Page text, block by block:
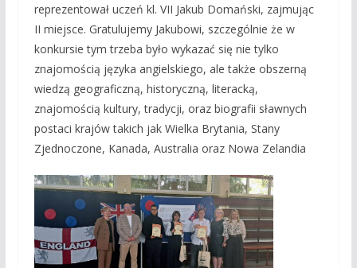
reprezentował uczeń kl. VII Jakub Domański, zajmując
II miejsce. Gratulujemy Jakubowi, szczególnie że w
konkursie tym trzeba było wykazać się nie tylko
znajomością języka angielskiego, ale także obszerną
wiedzą geograficzną, historyczną, literacką,
znajomością kultury, tradycji, oraz biografii sławnych
postaci krajów takich jak Wielka Brytania, Stany
Zjednoczone, Kanada, Australia oraz Nowa Zelandia